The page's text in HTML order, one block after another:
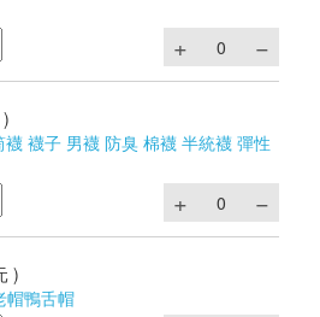
襪子 男襪 防臭 棉襪 半統襪 彈性
)
帽鴨舌帽